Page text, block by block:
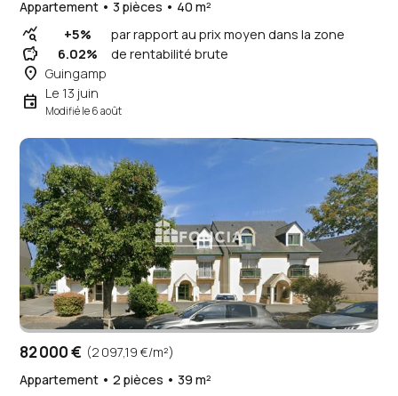
Appartement • 3 pièces • 40 m²
query_stats +5% par rapport au prix moyen dans la zone
savings 6.02% de rentabilité brute
place Guingamp
event Le 13 juin
Modifié le 6 août
82 000 € (2 097,19 €/m²)
Appartement • 2 pièces • 39 m²